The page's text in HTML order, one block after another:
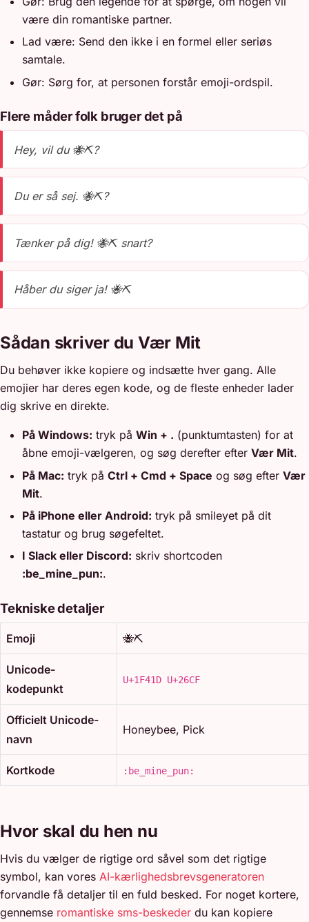
være din romantiske partner.
Lad være: Send den ikke i en formel eller seriøs
samtale.
Gør: Sørg for, at personen forstår emoji-ordspil.
Flere måder folk bruger det på
Hey, vil du 🐝⛏️?
Du er så sej. 🐝⛏️?
Tænker på dig! 🐝⛏️ snart?
Håber du siger ja! 🐝⛏️
Sådan skriver du Vær Mit
Du behøver ikke kopiere og indsætte hver gang. Alle
emojier har deres egen kode, og de fleste enheder lader
dig skrive en direkte.
På Windows: tryk på Win + . (punktumtasten) for at
åbne emoji-vælgeren, og søg derefter efter Vær Mit.
På Mac: tryk på Ctrl + Cmd + Space og søg efter Vær
Mit.
På iPhone eller Android: tryk på smileyet på dit
tastatur og brug søgefeltet.
I Slack eller Discord: skriv shortcoden
:be_mine_pun:.
Tekniske detaljer
Emoji 🐝⛏️
Unicode-
kodepunkt
U+1F41D U+26CF
Officielt Unicode-
navn
Honeybee, Pick
Kortkode :be_mine_pun:
Hvor skal du hen nu
Hvis du vælger de rigtige ord såvel som det rigtige
symbol, kan vores AI-kærlighedsbrevsgeneratoren
forvandle få detaljer til en fuld besked. For noget kortere,
gennemse romantiske sms-beskeder du kan kopiere